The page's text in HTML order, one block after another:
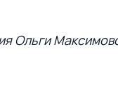
Ольги